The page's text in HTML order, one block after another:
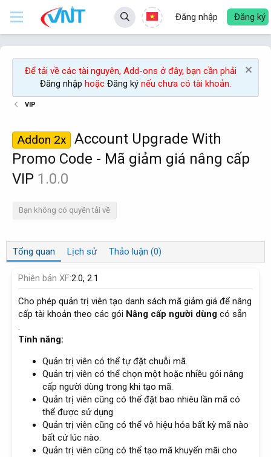
Đăng nhập Đăng ký
Để tải về các tài nguyên, Add-ons ở đây, bạn cần phải
Đăng nhập hoặc Đăng ký nếu chưa có tài khoản.
VIP
Addon 2x
Account Upgrade With
Promo Code - Mã giảm giá nâng cấp
VIP 1.0.0
Bạn không có quyền tải về
Tổng quan Lịch sử Thảo luận (0)
Phiên bản XF2.0 2.1
Cho phép quản trị viên tạo danh sách mã giảm giá để nâng
cấp tài khoản theo các gói Nâng cấp người dùng có sẵn
.
Tính năng:
Quản trị viên có thể tự đặt chuỗi mã.
Quản trị viên có thể chọn một hoặc nhiều gói nâng
cấp người dùng trong khi tạo mã.
Quản trị viên cũng có thể đặt bao nhiêu lần mã có
thể được sử dụng
Quản trị viên cũng có thể vô hiệu hóa bất kỳ mã nào
bất cứ lúc nào.
Quản trị viên cũng có thể tạo mã khuyến mãi cho